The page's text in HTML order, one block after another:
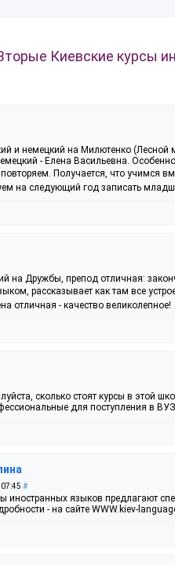
Киевские курсы
и немецкий на Милютенко (Лесной
- Елена Васильевна.
Получается, что учимся
на следующий год записать
на Дружбы, препод отличная:
рассказывает как там все
отличная - качество великолепное!
сколько стоят курсы в этой
для поступления в
07:45 #
иностранных языков предлагают
- на сайте WWW.kiev-